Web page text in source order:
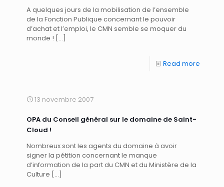
A quelques jours de la mobilisation de l’ensemble
de la Fonction Publique concernant le pouvoir
d’achat et l’emploi, le CMN semble se moquer du
monde ! […]
Read more
13 novembre 2007
OPA du Conseil général sur le domaine de Saint-
Cloud !
Nombreux sont les agents du domaine à avoir
signer la pétition concernant le manque
d’information de la part du CMN et du Ministère de la
Culture […]